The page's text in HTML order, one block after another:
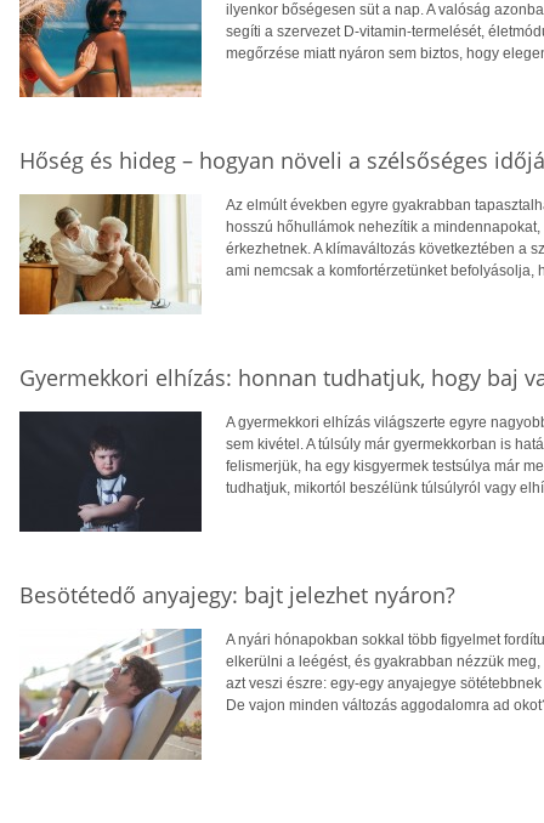
ilyenkor bőségesen süt a nap. A valóság
segíti a szervezet D-vitamin-termelését,
megőrzése miatt nyáron sem biztos, hogy
Hőség és hideg – hogyan növeli a szélsőséges
Az elmúlt években egyre gyakrabban
hosszú hőhullámok nehezítik a
érkezhetnek. A klímaváltozás következtében a
ami nemcsak a komfortérzetünket
Gyermekkori elhízás: honnan tudhatjuk, hogy baj
A gyermekkori elhízás világszerte egyre
sem kivétel. A túlsúly már gyermekkorban is
felismerjük, ha egy kisgyermek testsúlya már
tudhatjuk, mikortól beszélünk túlsúlyról vagy
Besötétedő anyajegy: bajt jelezhet nyáron?
A nyári hónapokban sokkal több figyelmet
elkerülni a leégést, és gyakrabban nézzük
azt veszi észre: egy-egy anyajegye
De vajon minden változás aggodalomra ad